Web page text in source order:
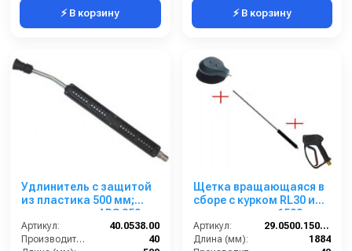
⚡ В корзину ⚡ В корзину
Удлинитель с защитой
из пластика 500 мм;
вход ниппель ARS 350;
выход 1/4г
Артикул:
40.0538.00
Производительность (л/мин):
40
Щетка вращающаяся в
сборе с курком RL30 и
удлиннителем 1500мм;
вход М22х1,5ш.
Артикул:
29.0500.150-RBCG
Длина (мм):
1884